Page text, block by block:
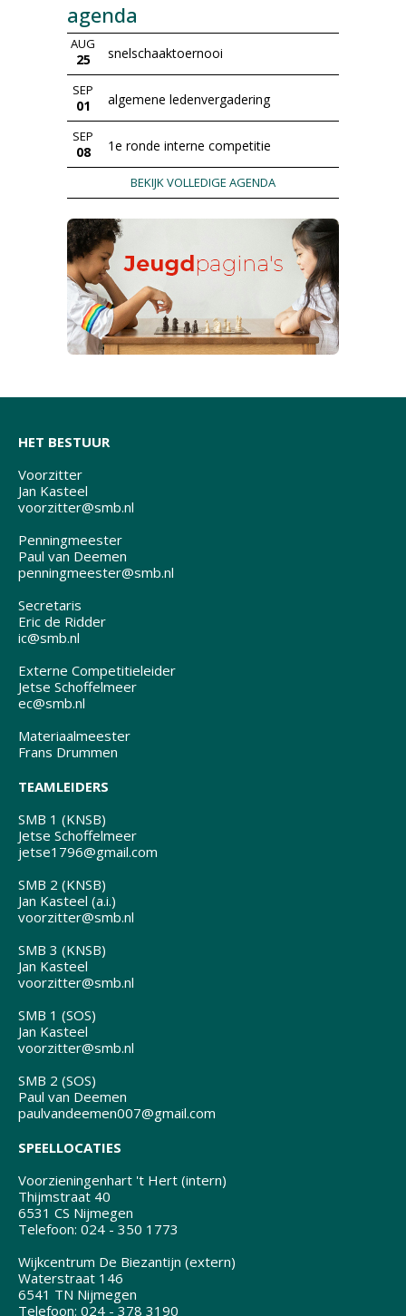
agenda
AUG
25 snelschaaktoernooi
SEP
01 algemene ledenvergadering
SEP
08 1e ronde interne competitie
BEKIJK VOLLEDIGE AGENDA
HET BESTUUR
Voorzitter
Jan Kasteel
voorzitter@smb.nl
Penningmeester
Paul van Deemen
penningmeester@smb.nl
Secretaris
Eric de Ridder
ic@smb.nl
Externe Competitieleider
Jetse Schoffelmeer
ec@smb.nl
Materiaalmeester
Frans Drummen
TEAMLEIDERS
SMB 1 (KNSB)
Jetse Schoffelmeer
jetse1796@gmail.com
SMB 2 (KNSB)
Jan Kasteel (a.i.)
voorzitter@smb.nl
SMB 3 (KNSB)
Jan Kasteel
voorzitter@smb.nl
SMB 1 (SOS)
Jan Kasteel
voorzitter@smb.nl
SMB 2 (SOS)
Paul van Deemen
paulvandeemen007@gmail.com
SPEELLOCATIES
Voorzieningenhart 't Hert (intern)
Thijmstraat 40
6531 CS Nijmegen
Telefoon: 024 - 350 1773
Wijkcentrum De Biezantijn (extern)
Waterstraat 146
6541 TN Nijmegen
Telefoon: 024 - 378 3190